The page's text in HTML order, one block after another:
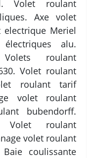
Volet roulant
Axe volet
Meriel
alu.
roulant
Volet roulant
roulant tarif
volet roulant
bubendorff.
roulant
volet roulant
coulissante